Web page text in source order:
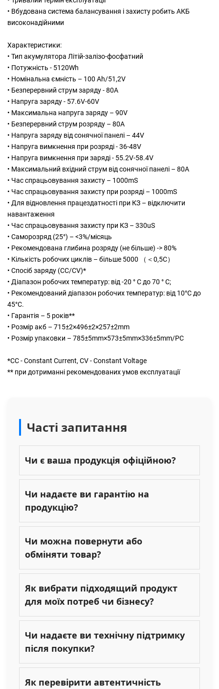
• Вбудована система балансування і захисту робить АКБ
високонадійними
Характеристики:
• Тип акумулятора Літій-залізо-фосфатний
• Потужність - 5120Wh
• Номінальна ємність – 100 Ah/51,2V
• Безперервний струм заряду - 80A
• Напруга заряду - 57.6V-60V
• Максимальна напруга заряду – 90V
• Безперервний струм розряду – 80A
• Напруга заряду від сонячної панелі – 44V
• Напруга вимкнення при розряді - 36-48V
• Напруга вимкнення при заряді - 55.2V-58.4V
• Максимальний вхідний струм від сонячної панелі – 80А
• Час спрацьовування захисту – 1000mS
• Час спрацьовування захисту при розряді – 1000mS
• Для відновлення працездатності при КЗ – відключити
навантаження
• Час спрацьовування захисту при КЗ – 330uS
• Саморозряд (25°) – <3%/місяць
• Рекомендована глибина розряду (не більше) -> 80%
• Кількість робочих циклів – більше 5000 （＜0,5C）
• Спосіб заряду (CC/CV)*
• Діапазон робочих температур: від -20 ° С до 70 ° С;
• Рекомендований діапазон робочих температур: від 10°С до
45°С.
• Гарантія – 5 років**
• Розмір акб – 715±2×496±2×257±2mm
• Розмір упаковки – 785±5mm×573±5mm×336±5mm/PC
*СС - Constant Current, CV - Constant Voltage
** при дотриманні рекомендованих умов експлуатації
Часті запитання
Чи є ваша продукція офіційною?
Чи надаєте ви гарантію на
продукцію?
Чи можна повернути або
обміняти товар?
Як вибрати підходящий продукт
для моїх потреб чи бізнесу?
Чи надаєте ви технічну підтримку
після покупки?
Як перевірити автентичність